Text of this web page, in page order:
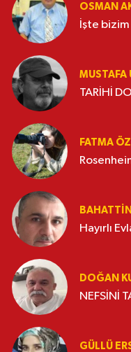
OSMAN
İşte
MUSTAFA
TARİHİ
FATMA
Hayırlı
DOĞAN
NEFSİNİ
GÜLLÜ